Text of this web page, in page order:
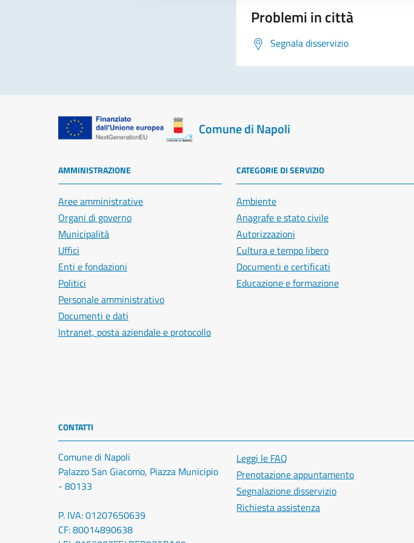
Problemi in città
Segnala disservizio
Comune di Napoli
AMMINISTRAZIONE
Aree amministrative
Organi di governo
Municipalità
Uffici
Enti e fondazioni
Politici
Personale amministrativo
Documenti e dati
Intranet, posta aziendale e protocollo
CATEGORIE DI SERVIZIO
Ambiente
Anagrafe e stato civile
Autorizzazioni
Cultura e tempo libero
Documenti e certificati
Educazione e formazione
CONTATTI
Comune di Napoli
Palazzo San Giacomo, Piazza Municipio
- 80133
P. IVA: 01207650639
CF: 80014890638
Leggi le FAQ
Prenotazione appuntamento
Segnalazione disservizio
Richiesta assistenza